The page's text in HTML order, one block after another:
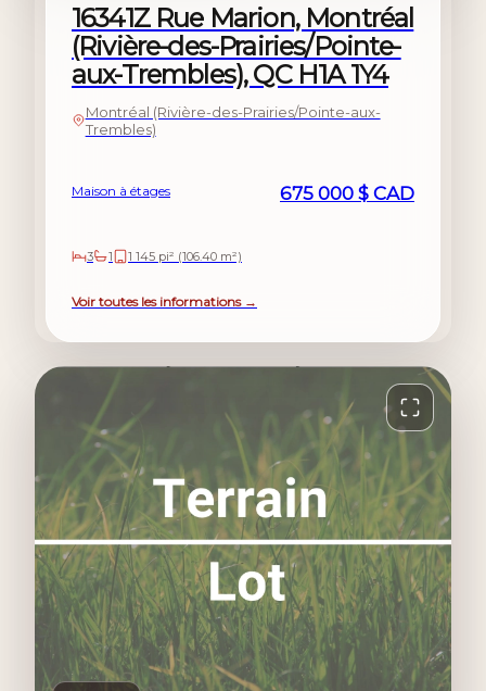
16341Z Rue Marion, Montréal
(Rivière-des-Prairies/Pointe-
aux-Trembles), QC H1A 1Y4
Montréal (Rivière-des-Prairies/Pointe-aux-
Trembles)
Maison à étages 675 000 $ CAD
3 1 1 145 pi² (106.40 m²)
Voir toutes les informations →